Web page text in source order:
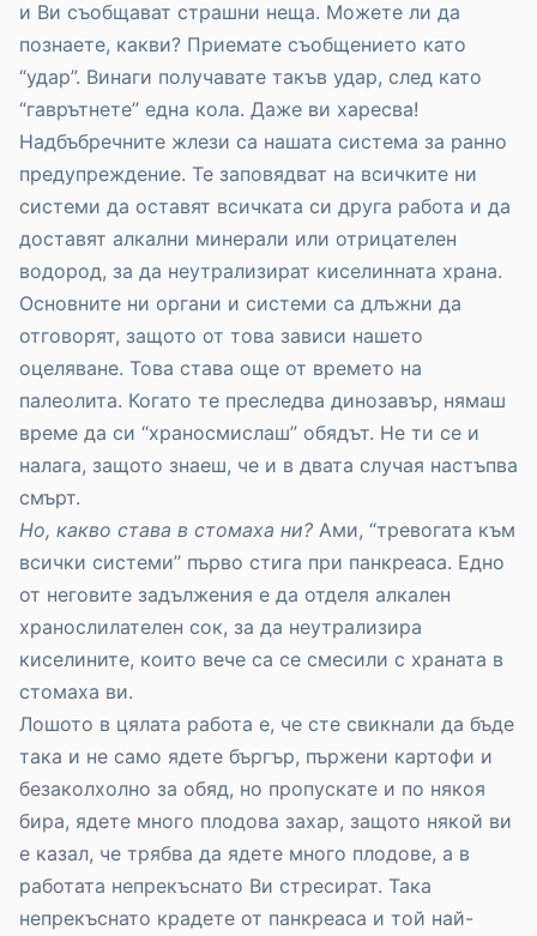
и Ви съобщават страшни неща. Можете ли да
познаете, какви? Приемате съобщението като
“удар”. Винаги получавате такъв удар, след като
“гаврътнете” една кола. Даже ви харесва!
Надбъбречните жлези са нашата система за ранно
предупреждение. Те заповядват на всичките ни
системи да оставят всичката си друга работа и да
доставят алкални минерали или отрицателен
водород, за да неутрализират киселинната храна.
Основните ни органи и системи са длъжни да
отговорят, защото от това зависи нашето
оцеляване. Това става още от времето на
палеолита. Когато те преследва динозавър, нямаш
време да си “храносмислаш” обядът. Не ти се и
налага, защото знаеш, че и в двата случая настъпва
смърт.
Но, какво става в стомаха ни? Ами, “тревогата към
всички системи” първо стига при панкреаса. Едно
от неговите задължения е да отделя алкален
хранослилателен сок, за да неутрализира
киселините, които вече са се смесили с храната в
стомаха ви.
Лошото в цялата работа е, че сте свикнали да бъде
така и не само ядете бъргър, пържени картофи и
безаколхолно за обяд, но пропускате и по някоя
бира, ядете много плодова захар, защото някой ви
е казал, че трябва да ядете много плодове, а в
работата непрекъснато Ви стресират. Така
непрекъснато крадете от панкреаса и той най-